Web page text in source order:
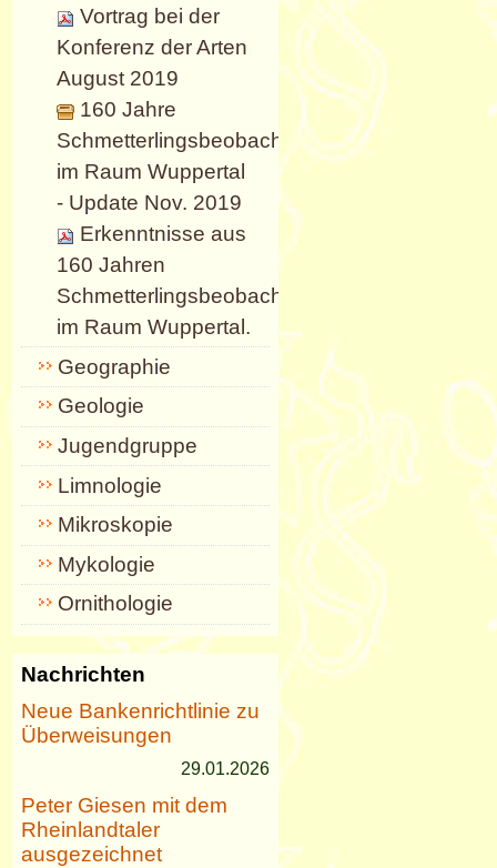
Vortrag bei der
Konferenz der Arten
August 2019
160 Jahre
Schmetterlingsbeobachtung
im Raum Wuppertal
- Update Nov. 2019
Erkenntnisse aus
160 Jahren
Schmetterlingsbeobachtung
im Raum Wuppertal.
Geographie
Geologie
Jugendgruppe
Limnologie
Mikroskopie
Mykologie
Ornithologie
Nachrichten
Neue Bankenrichtlinie zu
Überweisungen
29.01.2026
Peter Giesen mit dem
Rheinlandtaler
ausgezeichnet